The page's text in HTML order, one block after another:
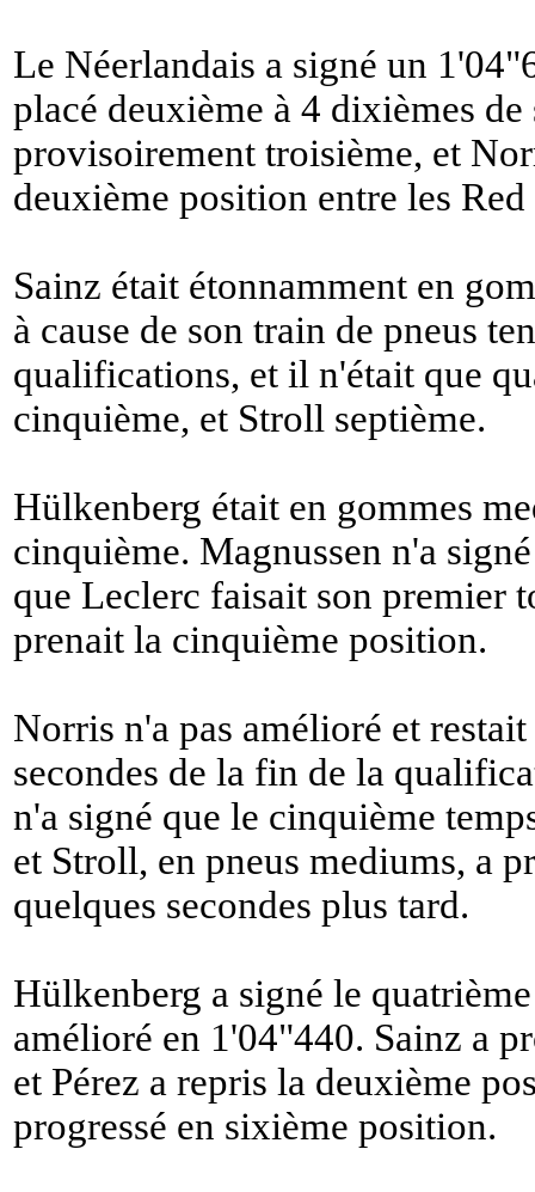
Le Néerlandais a signé un
placé deuxième à 4 dixièmes
provisoirement troisième, et
deuxième position entre les
Sainz était étonnamment en
à cause de son train de pneus
qualifications, et il n'était que
cinquième, et Stroll septième.
Hülkenberg était en gommes
cinquième. Magnussen n'a
que Leclerc faisait son premier
prenait la cinquième position.
Norris n'a pas amélioré et
secondes de la fin de la
n'a signé que le cinquième
et Stroll, en pneus mediums, a
quelques secondes plus tard.
Hülkenberg a signé le
amélioré en 1'04"440. Sainz a
et Pérez a repris la deuxième
progressé en sixième position.